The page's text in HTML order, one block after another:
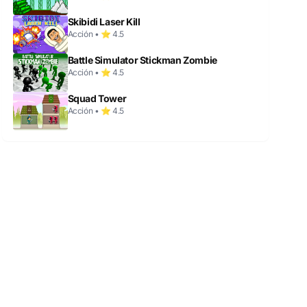
Skibidi Laser Kill
Acción • ⭐ 4.5
Battle Simulator Stickman Zombie
Acción • ⭐ 4.5
Squad Tower
Acción • ⭐ 4.5